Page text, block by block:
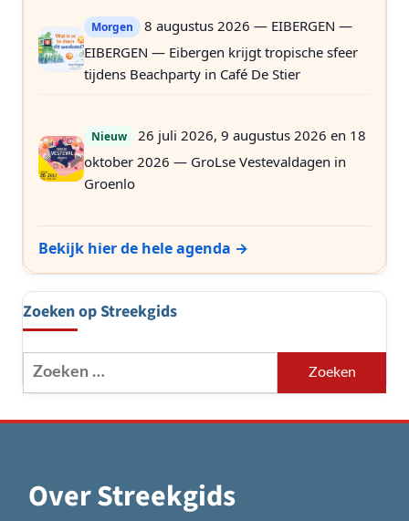
Morgen
8 augustus 2026 — EIBERGEN —
EIBERGEN — Eibergen krijgt tropische sfeer
tijdens Beachparty in Café De Stier
Nieuw
26 juli 2026, 9 augustus 2026 en 18
oktober 2026 — GroLse Vestevaldagen in
Groenlo
Bekijk hier de hele agenda →
Zoeken op Streekgids
Zoeken
naar:
Over Streekgids